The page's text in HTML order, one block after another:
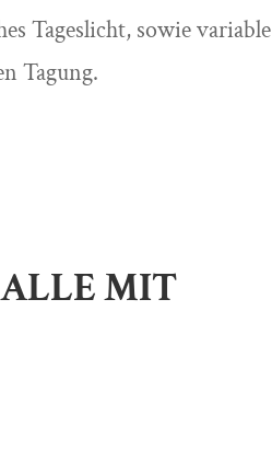
Tageslicht, sowie variable
Tagung.
MIT